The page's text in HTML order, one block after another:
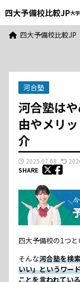
四大予備校比較JP大
四
河合塾
東進
駿台
武田塾
予備校比較
コラム
四大予備校比較JP
河合塾
河合塾は
由やメリ
介
2025.07.08
SHARE
四大予備校の1つと
そんな河合塾を検
いい」というワー
ことを言われてい